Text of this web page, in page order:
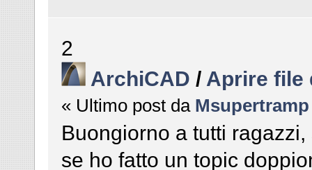
2
ArchiCAD / Aprire file
« Ultimo post da Msupertramp
Buongiorno a tutti
se ho fatto un topic